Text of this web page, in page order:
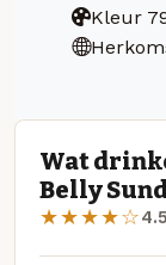
Kleur
Wat
Belly
★★★★☆4.5